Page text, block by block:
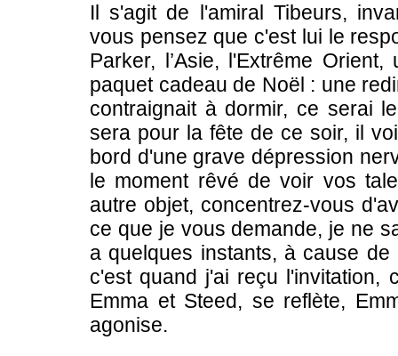
Il s'agit de l'amiral Tibeurs,
vous pensez que c'est lui le
Parker, l’Asie, l'Extrême
paquet cadeau de Noël : une
contraignait à dormir, ce serai
sera pour la fête de ce soir, il
bord d'une grave dépression
le moment rêvé de voir vos
autre objet, concentrez-vous
ce que je vous demande, je ne
a quelques instants, à cause
c'est quand j'ai reçu l'invitation,
Emma et Steed, se reflète,
agonise.